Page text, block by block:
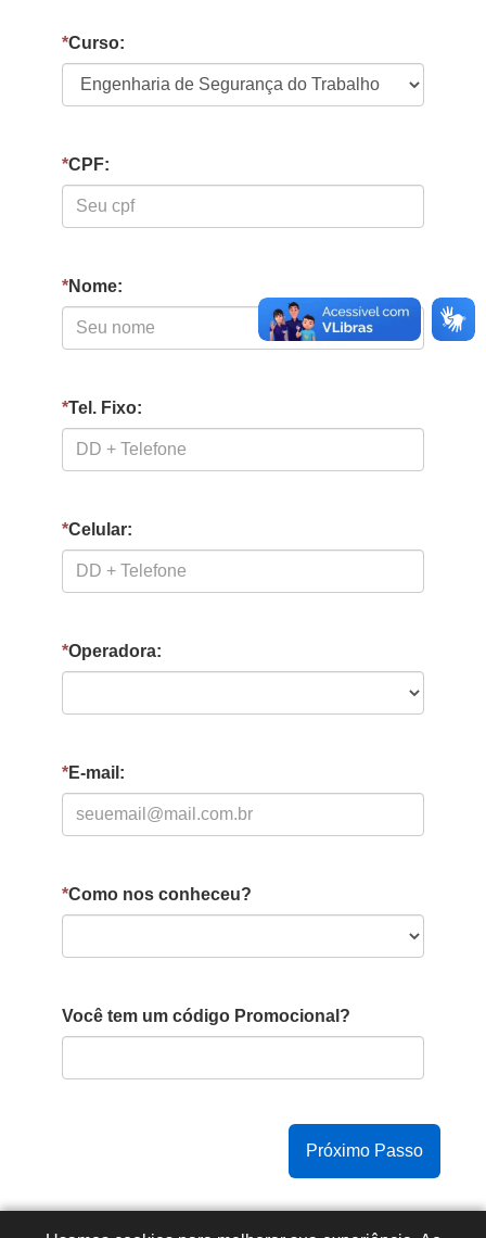
*Curso:
*CPF:
*Nome:
*Tel. Fixo:
*Celular:
*Operadora:
*E-mail:
*Como nos conheceu?
Você tem um código Promocional?